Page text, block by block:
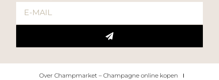
Over Champmarket – Champagne online kopen